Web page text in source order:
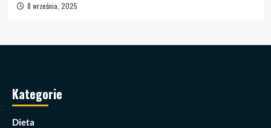
8 września, 2025
Kategorie
Dieta